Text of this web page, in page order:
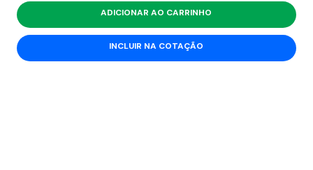
ADICIONAR AO CARRINHO
INCLUIR NA COTAÇÃO